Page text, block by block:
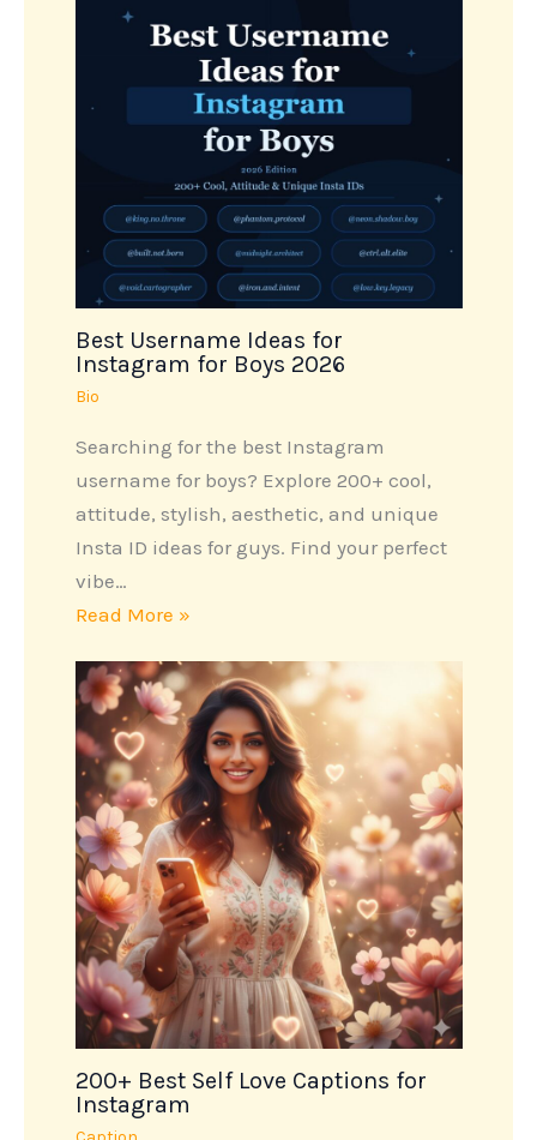
Best Username Ideas for
Instagram for Boys 2026
Bio
Searching for the best Instagram
username for boys? Explore 200+ cool,
attitude, stylish, aesthetic, and unique
Insta ID ideas for guys. Find your perfect
vibe…
Read More »
200+ Best Self Love Captions for
Instagram